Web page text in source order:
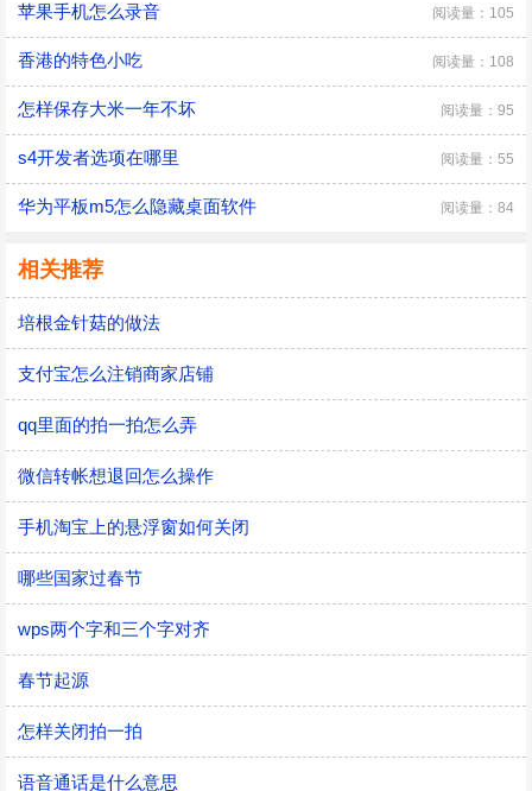
苹果手机怎么录音 阅读量：105
香港的特色小吃 阅读量：108
怎样保存大米一年不坏 阅读量：95
s4开发者选项在哪里 阅读量：55
华为平板m5怎么隐藏桌面软件 阅读量：84
相关推荐
培根金针菇的做法
支付宝怎么注销商家店铺
qq里面的拍一拍怎么弄
微信转帐想退回怎么操作
手机淘宝上的悬浮窗如何关闭
哪些国家过春节
wps两个字和三个字对齐
春节起源
怎样关闭拍一拍
语音通话是什么意思